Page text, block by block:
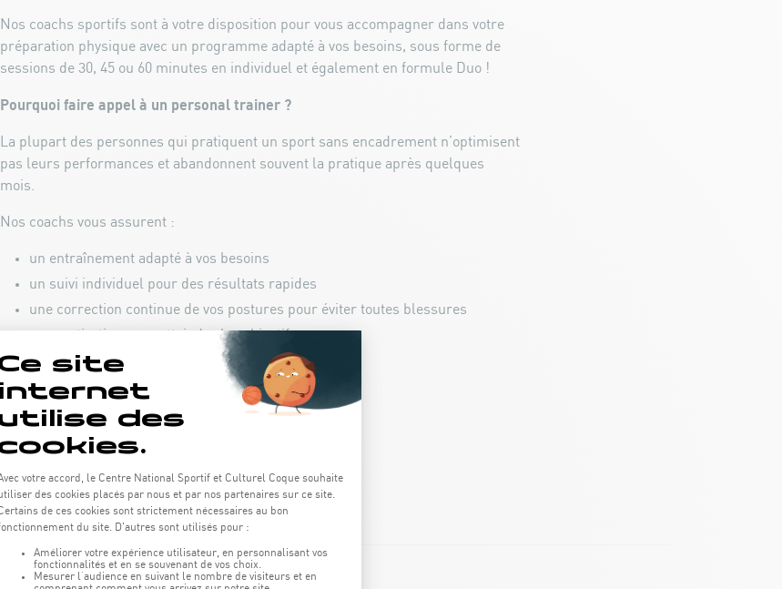
Nos coachs sportifs sont à votre disposition pour vous accompagner dans votre
préparation physique avec un programme adapté à vos besoins, sous forme de
sessions de 30, 45 ou 60 minutes en individuel et également en formule Duo !
Pourquoi faire appel à un personal trainer ?
La plupart des personnes qui pratiquent un sport sans encadrement n’optimisent
pas leurs performances et abandonnent souvent la pratique après quelques
mois.
Nos coachs vous assurent :
un entraînement adapté à vos besoins
un suivi individuel pour des résultats rapides
une correction continue de vos postures pour éviter toutes blessures
une motivation pour atteindre les objectifs
DÉCOUVREZ NOS OFFRES